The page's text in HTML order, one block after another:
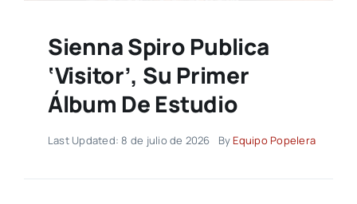
Sienna Spiro Publica
‘Visitor’, Su Primer
Álbum De Estudio
Last Updated: 8 de julio de 2026 By Equipo Popelera